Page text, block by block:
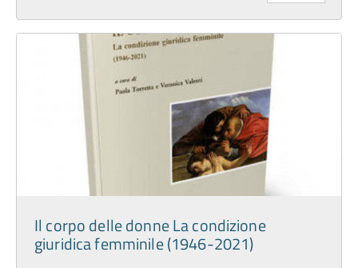
Il corpo delle donne La condizione
giuridica femminile (1946-2021)